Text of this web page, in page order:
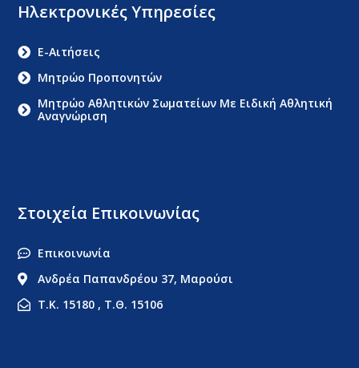
Στοιχεία Επικοινωνίας
Επικοινωνία
Ανδρέα Παπανδρέου 37, Μαρούσι
Τ.Κ. 15180 , Τ.Θ. 15106
Ηλεκτρονικές Υπηρεσίες
E-Αιτήσεις
Μητρώο Προπονητών
Μητρώο Αθλητικών Σωματείων Με Ειδική Αθλητική
Αναγνώριση